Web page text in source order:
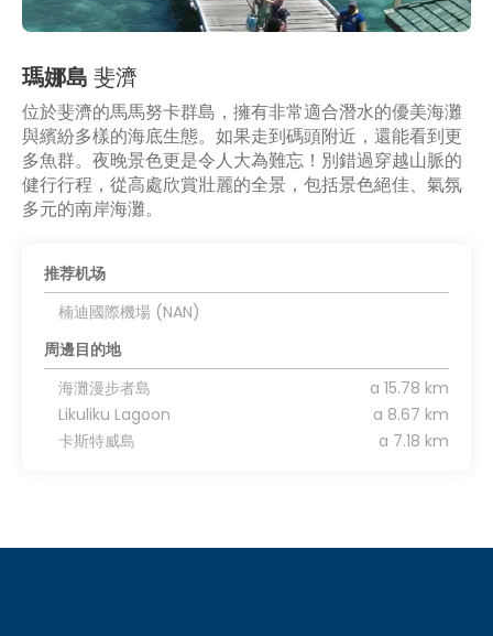
瑪娜島 斐濟
位於斐濟的馬馬努卡群島，擁有非常適合潛水的優美海灘
與繽紛多樣的海底生態。如果走到碼頭附近，還能看到更
多魚群。夜晚景色更是令人大為難忘！別錯過穿越山脈的
健行行程，從高處欣賞壯麗的全景，包括景色絕佳、氣氛
多元的南岸海灘。
推荐机场
楠迪國際機場 (NAN)
周邊目的地
海灘漫步者島
a 15.78 km
Likuliku Lagoon
a 8.67 km
卡斯特威島
a 7.18 km